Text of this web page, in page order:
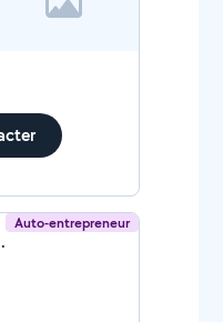
Auto-entrepreneur